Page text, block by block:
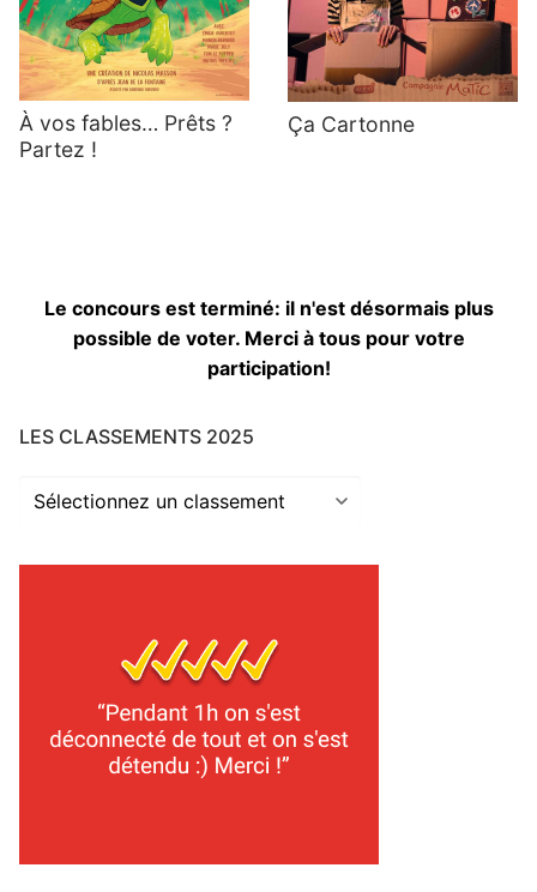
À vos fables… Prêts ?
Partez !
Ça Cartonne
Le concours est terminé: il n'est désormais plus
possible de voter. Merci à tous pour votre
participation!
LES CLASSEMENTS 2025
Les